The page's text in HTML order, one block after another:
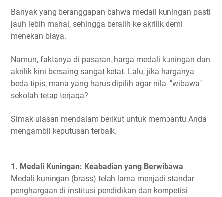
Banyak yang beranggapan bahwa medali kuningan pasti
jauh lebih mahal, sehingga beralih ke akrilik demi
menekan biaya.
Namun, faktanya di pasaran, harga medali kuningan dan
akrilik kini bersaing sangat ketat. Lalu, jika harganya
beda tipis, mana yang harus dipilih agar nilai "wibawa"
sekolah tetap terjaga?
Simak ulasan mendalam berikut untuk membantu Anda
mengambil keputusan terbaik.
1. Medali Kuningan: Keabadian yang Berwibawa
Medali kuningan (brass) telah lama menjadi standar
penghargaan di institusi pendidikan dan kompetisi